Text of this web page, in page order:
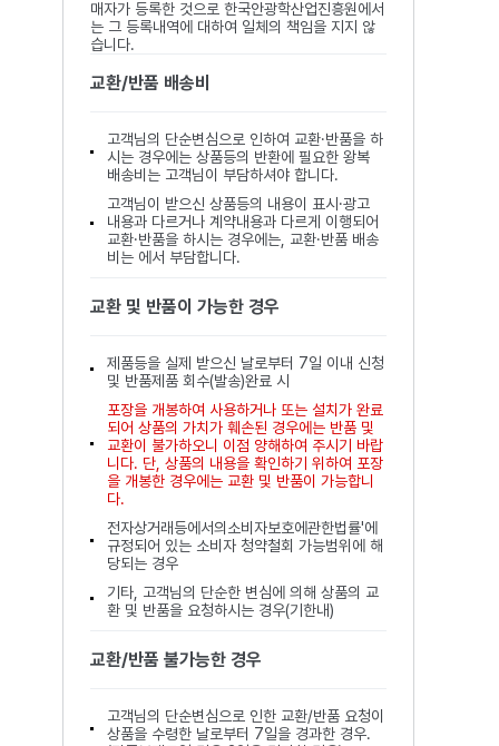
매자가 등록한 것으로 한국안광학산업진흥원에서
는 그 등록내역에 대하여 일체의 책임을 지지 않
습니다.
교환/반품 배송비
고객님의 단순변심으로 인하여 교환·반품을 하
시는 경우에는 상품등의 반환에 필요한 왕복
배송비는 고객님이 부담하셔야 합니다.
고객님이 받으신 상품등의 내용이 표시·광고
내용과 다르거나 계약내용과 다르게 이행되어
교환·반품을 하시는 경우에는, 교환·반품 배송
비는 에서 부담합니다.
교환 및 반품이 가능한 경우
제품등을 실제 받으신 날로부터 7일 이내 신청
및 반품제품 회수(발송)완료 시
포장을 개봉하여 사용하거나 또는 설치가 완료
되어 상품의 가치가 훼손된 경우에는 반품 및
교환이 불가하오니 이점 양해하여 주시기 바랍
니다. 단, 상품의 내용을 확인하기 위하여 포장
을 개봉한 경우에는 교환 및 반품이 가능합니
다.
전자상거래등에서의소비자보호에관한법률'에
규정되어 있는 소비자 청약철회 가능범위에 해
당되는 경우
기타, 고객님의 단순한 변심에 의해 상품의 교
환 및 반품을 요청하시는 경우(기한내)
교환/반품 불가능한 경우
고객님의 단순변심으로 인한 교환/반품 요청이
상품을 수령한 날로부터 7일을 경과한 경우.